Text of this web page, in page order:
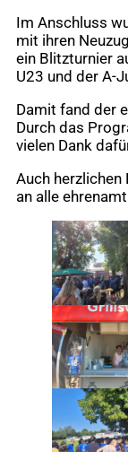
Im Anschluss
mit ihren
ein Blitzturnier
U23 und der A-
Damit fand der
Durch das
vielen Dank
Auch herzlichen
an alle